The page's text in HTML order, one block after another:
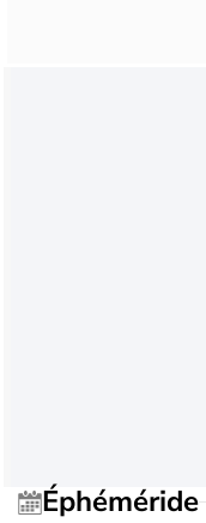
Éphéméride